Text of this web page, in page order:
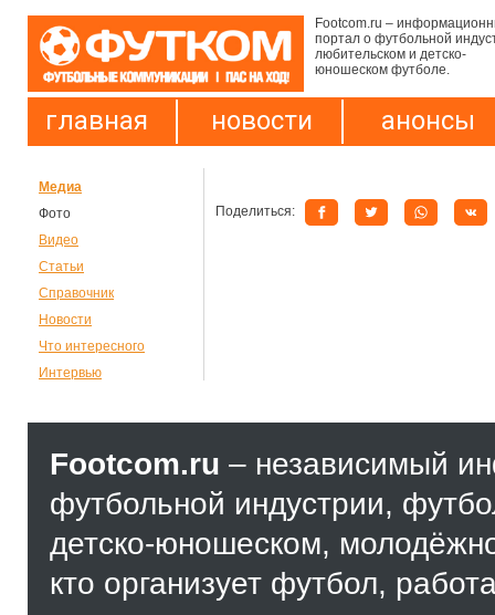
Footcom.ru –
портал о футбольной
любительском и детско-
юношеском футболе.
главная новости анонсы
Медиа
Фото
Видео
Статьи
Справочник
Новости
Что интересного
Интервью
Поделиться:
Footcom.ru – независимый
футбольной индустрии,
детско-юношеском,
кто организует футбол,